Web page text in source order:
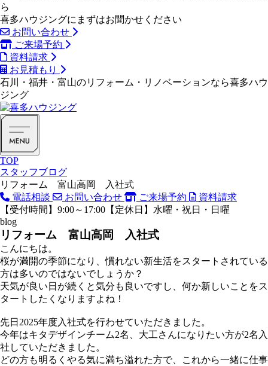
ら
喜多ハウジングにまずはお聞かせください
お問い合わせ
ご来場予約
資料請求
お見積もり
石川・福井・富山のリフォーム・リノベーションなら喜多ハウ
ジング
TOP
スタッフブログ
リフォーム 富山高岡 入社式
電話相談
お問い合わせ ご来場予約
資料請求
【受付時間】9:00～17:00【定休日】水曜・祝日・日曜
blog
リフォーム 富山高岡 入社式
こんにちは。
桜が満開の季節になり、慣れない新生活をスタートされている
方は多いのではないでしょうか？
天気が良い日が続くと気分も良いですし、何か新しいことをス
タートしたくなりますよね！
先日2025年度入社式を行わせていただきました。
今年はキタデザインチーム2名、大工さんになりたい方が2名入
社していただきました。
どの方も明るくやる気に満ち溢れた方で、これから一緒に仕事